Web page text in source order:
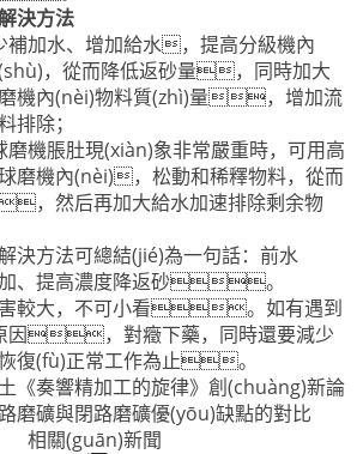
決方法
水、增加給水，提高分級機內
，從而降低返砂量，同時加大
機內(nèi)物料質(zhì)量，增加流
除；
肚現(xiàn)象非常嚴重時，可用高
磨機內(nèi)，松動和稀釋物料，從而
然后再加大給水加速排除剩余物
方法可總結(jié)為一句話：前水
提高濃度降返砂。
較大，不可小看。如有遇到
因，對癥下藥，同時還要減少
復(fù)正常工作為止。
《奏響精加工的旋律》創(chuàng)新論
磨礦與閉路磨礦優(yōu)缺點的對比
相關(guān)新聞